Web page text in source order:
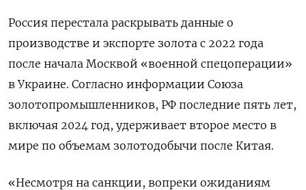
Россия перестала раскрывать данные о
производстве и экспорте золота с 2022 года
после начала Москвой «военной спецоперации»
в Украине. Согласно информации Союза
золотопромышленников, РФ последние пять лет,
включая 2024 год, удерживает второе место в
мире по объемам золотодобычи после Китая.
«Несмотря на санкции, вопреки ожиданиям